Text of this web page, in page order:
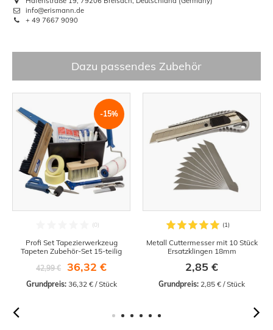
info@erismann.de
+ 49 7667 9090
Dazu passendes Zubehör
-15%
Profi Set Tapezierwerkzeug
Tapeten Zubehör-Set 15-teilig
42,99 €
36,32 €
Grundpreis: 36,32 € / Stück
Metall Cuttermesser mit 10 Stück
Ersatzklingen 18mm
2,85 €
Grundpreis: 2,85 € / Stück